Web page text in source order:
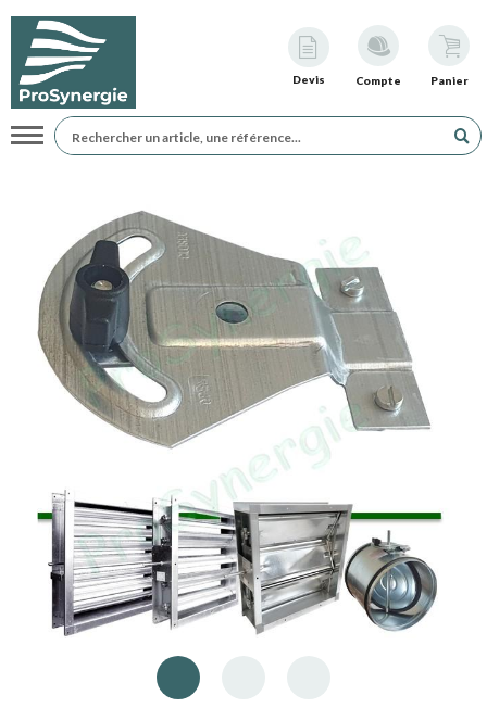
Devis Compte Panier
Navigation